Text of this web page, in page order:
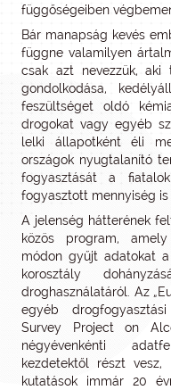
függőségeiben
Bár manapság kevés
függne valamilyen
csak azt nevezzük, aki
gondolkodása,
feszültséget oldó
drogokat vagy egyéb
lelki állapotként éli
országok nyugtalanító
fogyasztását a
fogyasztott mennyiség is
A jelenség hátterének
közös program,
módon gyűjt adatokat
korosztály
droghasználatáról. Az
egyéb
Survey Project on
négyévenkénti
kezdetektől részt
kutatások immár 20